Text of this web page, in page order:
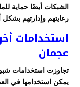
الشبكات أيضًا حماية
رعايتهم وإدارتهم بشكل
استخدامات
عجمان
تجاوزت استخدامات
يمكن استخدامها في